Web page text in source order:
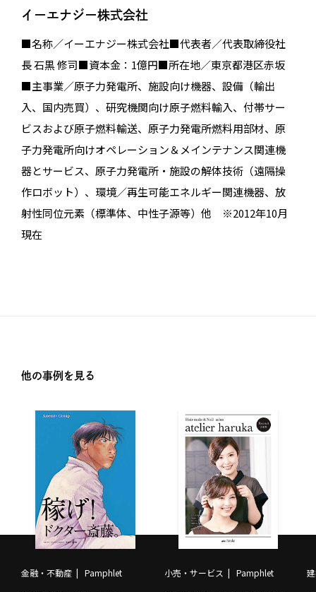
イーエナジー株式会社
■名称／イーエナジー株式会社■代表者／代表取締役社
長 石黒 修司■資本金：1億円■所在地／東京都港区赤坂
■主事業／原子力発電所、施設向け機器、設備（輸出
入、国内売買）、研究機関向け原子燃料輸入、付帯サー
ビスおよび原子燃料輸送、原子力発電所燃料用部材、原
子力発電所向けオペレーション＆メインテナンス関連機
器とサービス、原子力発電所・施設の解体技術（遠隔操
作ロボット）、環境／再生可能エネルギー関連機器、放
射性同位元素（標準体、中性子源等）他 ※2012年10月
現在
他の事例を見る
金融・不動産 Pamphlet 小売・サービス Pamphlet